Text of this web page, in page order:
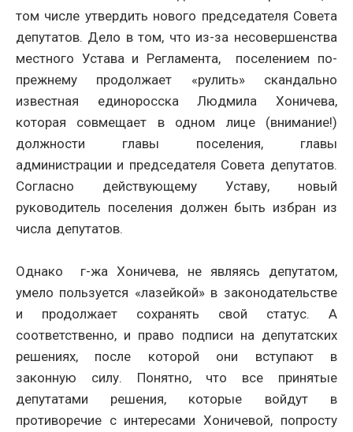
том числе утвердить нового председателя Совета
депутатов. Дело в том, что из-за несовершенства
местного Устава и Регламента, поселением по-
прежнему продолжает «рулить» скандально
известная единоросска Людмила Хоничева,
которая совмещает в одном лице (внимание!)
должности главы поселения, главы
администрации и председателя Совета депутатов.
Согласно действующему Уставу, новый
руководитель поселения должен быть избран из
числа депутатов.
Однако г-жа Хоничева, не являясь депутатом,
умело пользуется «лазейкой» в законодательстве
и продолжает сохранять свой статус. А
соответственно, и право подписи на депутатских
решениях, после которой они вступают в
законную силу. Понятно, что все принятые
депутатами решения, которые войдут в
противоречие с интересами Хоничевой, попросту